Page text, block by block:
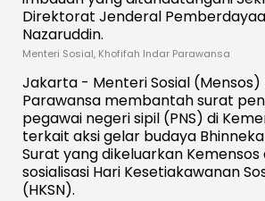
Menteri Sosial, Khofifah Indar Parawansa
Jakarta - Menteri Sosial (Mensos)
Parawansa membantah surat
pegawai negeri sipil (PNS) di
terkait aksi gelar budaya
Surat yang dikeluarkan
sosialisasi Hari Kesetiakawanan
(HKSN).